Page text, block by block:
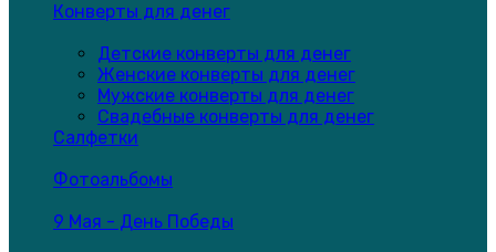
Конверты для денег
Детские конверты для денег
Женские конверты для денег
Мужские конверты для денег
Свадебные конверты для денег
Салфетки
Фотоальбомы
9 Мая - День Победы